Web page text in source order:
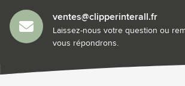
ventes@clipperinterall.fr
Laissez-nous votre question ou
vous répondrons.